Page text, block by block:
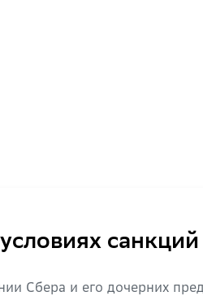
санкций
Сбера и его дочерних